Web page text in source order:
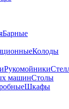
Барные
Колоды
Рукомойники
машинСтолы
Шкафы